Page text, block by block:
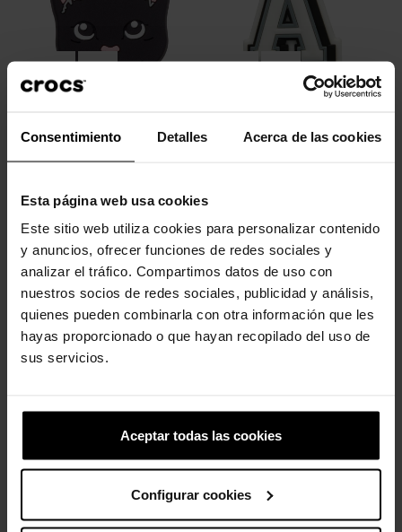
Consentimiento Detalles Acerca de las cookies
Esta página web usa cookies
Este sitio web utiliza cookies para personalizar contenido
y anuncios, ofrecer funciones de redes sociales y
analizar el tráfico. Compartimos datos de uso con
nuestros socios de redes sociales, publicidad y análisis,
quienes pueden combinarla con otra información que les
hayas proporcionado o que hayan recopilado del uso de
sus servicios.
Aceptar todas las cookies
Configurar cookies
4,99 € 3,99 € 4,99 € 3,99 €
-20%
4 outros produtos na mesma